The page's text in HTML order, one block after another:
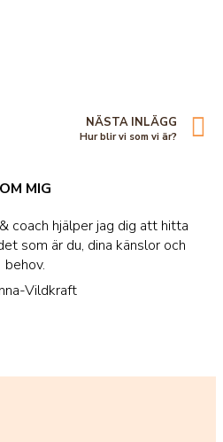
NÄSTA INLÄGG
Hur blir vi som vi är?
OM MIG
coach hjälper jag dig att hitta
som är du, dina känslor och
behov.